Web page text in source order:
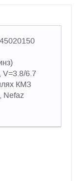
6.7
КМЗ
Nefaz